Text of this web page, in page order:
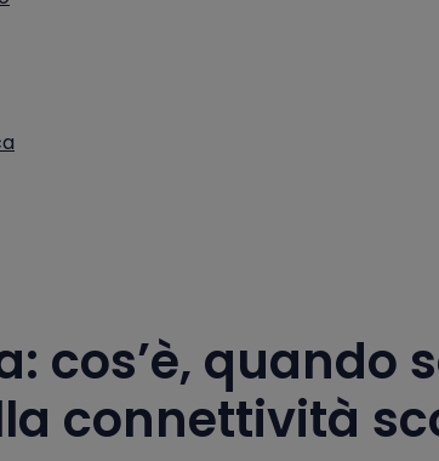
cos’è, quando
connettività